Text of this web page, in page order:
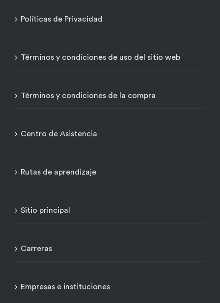
Políticas de Privacidad
Términos y condiciones de uso del sitio web
Términos y condiciones de la compra
Centro de Asistencia
Rutas de aprendizaje
Sitio principal
Carreras
Empresas e instituciones